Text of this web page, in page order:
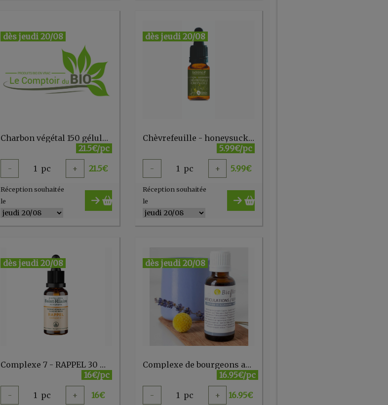
dès jeudi 20/08
Charbon végétal 150 gélules de 275mg Super Diet
21.5€/pc
- 1 pc + 21.5€
Réception souhaitée
le
dès jeudi 20/08
Chèvrefeuille - honeysuckle n°16 - 10 ml
5.99€/pc
- 1 pc + 5.99€
Réception souhaitée
le
dès jeudi 20/08
Complexe 7 - RAPPEL 30 ml Sainte Hilaire
16€/pc
- 1 pc + 16€
dès jeudi 20/08
Complexe de bourgeons articulations 30ml Bioflore
16.95€/pc
- 1 pc + 16.95€